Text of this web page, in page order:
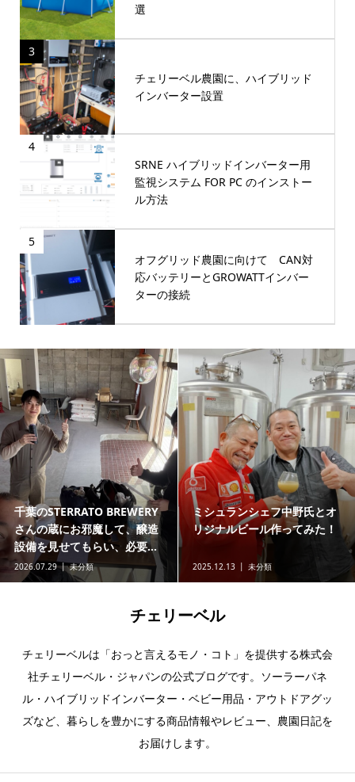
選
3
チェリーベル農園に、ハイブリッド
インバーター設置
4
SRNE ハイブリッドインバーター用
監視システム FOR PC のインストー
ル方法
5
オフグリッド農園に向けて CAN対
応バッテリーとGROWATTインバー
ターの接続
フ中野氏とオ
作ってみた！
ゴールデンエナジー、リン酸
鉄リチウムイオンバッテリー
のSOC（バッテリー残量）...
2025.06.16
室）
SRNE ASP
接続でバッ
チェリーベル
チェリーベルは「おっと言えるモノ・コト」を提供する株式会
社チェリーベル・ジャパンの公式ブログです。ソーラーパネ
ル・ハイブリッドインバーター・ベビー用品・アウトドアグッ
ズなど、暮らしを豊かにする商品情報やレビュー、農園日記を
お届けします。